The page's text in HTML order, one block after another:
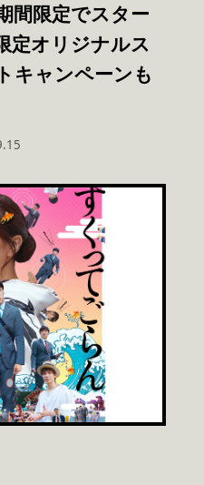
間限定でスター
定オリジナルス
キャンペーンも